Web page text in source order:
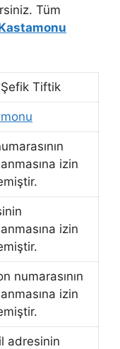
Tüm
Tiftik
izin
izin
numarasının
izin
adresinin